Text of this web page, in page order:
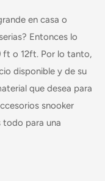
en casa o
Entonces lo
ft o 12ft. Por lo tanto,
disponible y de su
que desea para
snooker
todo para una